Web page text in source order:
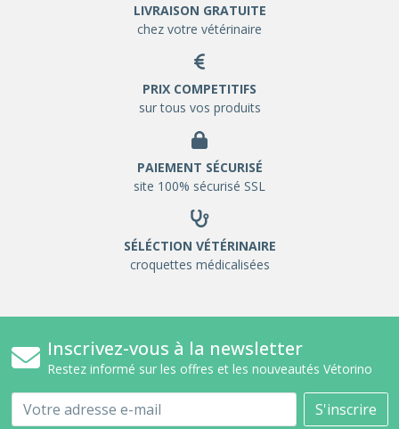
LIVRAISON GRATUITE
chez votre vétérinaire
PRIX COMPETITIFS
sur tous vos produits
PAIEMENT SÉCURISÉ
site 100% sécurisé SSL
SÉLÉCTION VÉTÉRINAIRE
croquettes médicalisées
Inscrivez-vous à la newsletter
Restez informé sur les offres et les nouveautés Vétorino
Email S'inscrire